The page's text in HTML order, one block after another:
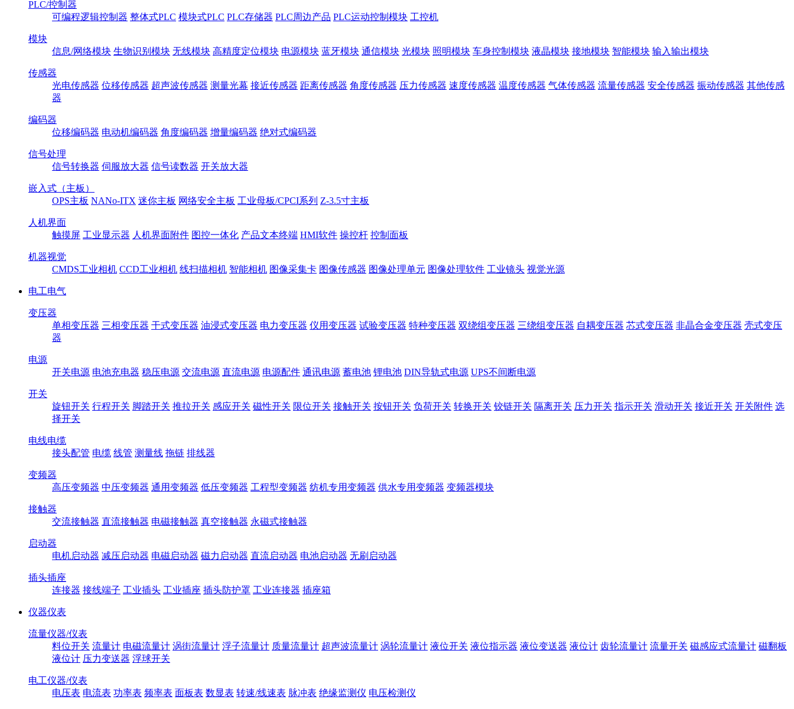
PLC/控制器
可编程逻辑控制器 整体式PLC 模块式PLC PLC存储器 PLC周边产品 PLC运动控制模块 工控机
模块
信息/网络模块 生物识别模块 无线模块 高精度定位模块 电源模块 蓝牙模块 通信模块 光模块 照明模块 车身控制模块 液晶模块 接地模块 智能模块 输入输出模块
传感器
光电传感器 位移传感器 超声波传感器 测量光幕 接近传感器 距离传感器 角度传感器 压力传感器 速度传感器 温度传感器 气体传感器 流量传感器 安全传感器 振动传感器 其他传感
器
编码器
位移编码器 电动机编码器 角度编码器 增量编码器 绝对式编码器
信号处理
信号转换器 伺服放大器 信号读数器 开关放大器
嵌入式（主板）
OPS主板 NANo-ITX 迷你主板 网络安全主板 工业母板/CPCI系列 Z-3.5寸主板
人机界面
触摸屏 工业显示器 人机界面附件 图控一体化 产品文本终端 HMI软件 操控杆 控制面板
机器视觉
CMDS工业相机 CCD工业相机 线扫描相机 智能相机 图像采集卡 图像传感器 图像处理单元 图像处理软件 工业镜头 视觉光源
电工电气
变压器
单相变压器 三相变压器 干式变压器 油浸式变压器 电力变压器 仪用变压器 试验变压器 特种变压器 双绕组变压器 三绕组变压器 自耦变压器 芯式变压器 非晶合金变压器 壳式变压
器
电源
开关电源 电池充电器 稳压电源 交流电源 直流电源 电源配件 通讯电源 蓄电池 锂电池 DIN导轨式电源 UPS不间断电源
开关
旋钮开关 行程开关 脚踏开关 推拉开关 感应开关 磁性开关 限位开关 接触开关 按钮开关 负荷开关 转换开关 铰链开关 隔离开关 压力开关 指示开关 滑动开关 接近开关 开关附件 选
择开关
电线电缆
接头配管 电缆 线管 测量线 拖链 排线器
变频器
高压变频器 中压变频器 通用变频器 低压变频器 工程型变频器 纺机专用变频器 供水专用变频器 变频器模块
接触器
交流接触器 直流接触器 电磁接触器 真空接触器 永磁式接触器
启动器
电机启动器 减压启动器 电磁启动器 磁力启动器 直流启动器 电池启动器 无刷启动器
插头插座
连接器 接线端子 工业插头 工业插座 插头防护罩 工业连接器 插座箱
仪器仪表
流量仪器/仪表
料位开关 流量计 电磁流量计 涡街流量计 浮子流量计 质量流量计 超声波流量计 涡轮流量计 液位开关 液位指示器 液位变送器 液位计 齿轮流量计 流量开关 磁感应式流量计 磁翻板
液位计 压力变送器 浮球开关
电工仪器/仪表
电压表 电流表 功率表 频率表 面板表 数显表 转速/线速表 脉冲表 绝缘监测仪 电压检测仪